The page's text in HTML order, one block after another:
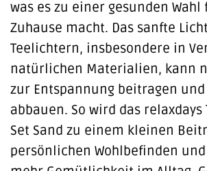
was es zu einer gesunden Wahl
Zuhause macht. Das sanfte
Teelichtern, insbesondere in
natürlichen Materialien, kann
zur Entspannung beitragen und
abbauen. So wird das
Set Sand zu einem kleinen
persönlichen Wohlbefinden